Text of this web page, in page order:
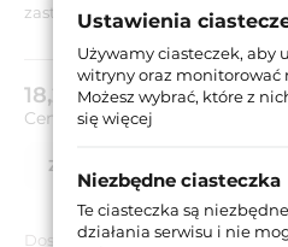
zastosowania wraz z
18,22 złbrutto (z VAT 23%)
Cena za:kpl
Zapytaj o produkt
Dostępność:
Ustawienia
Używamy ciasteczek, aby
witryny oraz monitorować
Możesz wybrać, które z
się więcej
Niezbędne ciasteczka
Te ciasteczka są
działania serwisu i nie